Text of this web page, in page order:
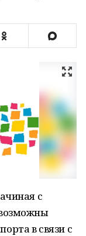
с
в связи с